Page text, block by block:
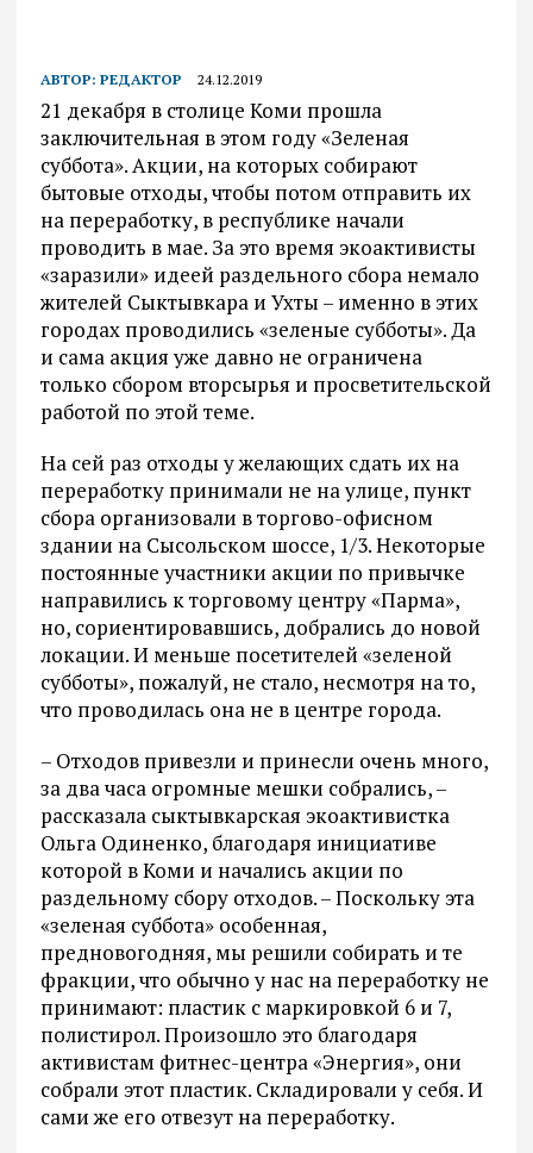
АВТОР: РЕДАКТОР 24.12.2019
21 декабря в столице Коми прошла
заключительная в этом году «Зеленая
суббота». Акции, на которых собирают
бытовые отходы, чтобы потом отправить их
на переработку, в республике начали
проводить в мае. За это время экоактивисты
«заразили» идеей раздельного сбора немало
жителей Сыктывкара и Ухты – именно в этих
городах проводились «зеленые субботы». Да
и сама акция уже давно не ограничена
только сбором вторсырья и просветительской
работой по этой теме.
На сей раз отходы у желающих сдать их на
переработку принимали не на улице, пункт
сбора организовали в торгово-офисном
здании на Сысольском шоссе, 1/3. Некоторые
постоянные участники акции по привычке
направились к торговому центру «Парма»,
но, сориентировавшись, добрались до новой
локации. И меньше посетителей «зеленой
субботы», пожалуй, не стало, несмотря на то,
что проводилась она не в центре города.
– Отходов привезли и принесли очень много,
за два часа огромные мешки собрались, –
рассказала сыктывкарская экоактивистка
Ольга Одиненко, благодаря инициативе
которой в Коми и начались акции по
раздельному сбору отходов. – Поскольку эта
«зеленая суббота» особенная,
предновогодняя, мы решили собирать и те
фракции, что обычно у нас на переработку не
принимают: пластик с маркировкой 6 и 7,
полистирол. Произошло это благодаря
активистам фитнес-центра «Энергия», они
собрали этот пластик. Складировали у себя. И
сами же его отвезут на переработку.